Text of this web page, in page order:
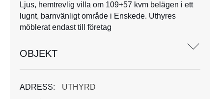
Ljus, hemtrevlig villa om 109+57 kvm belägen i ett
lugnt, barnvänligt område i Enskede. Uthyres
möblerat endast till företag
OBJEKT
ADRESS:
UTHYRD